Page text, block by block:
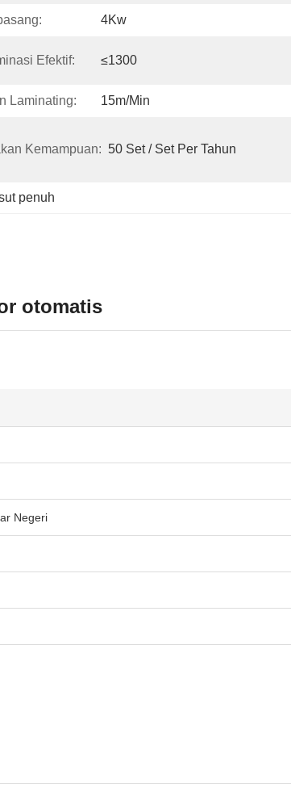
4Kw
Efektif: ≤1300
Laminating: 15m/min
Kemampuan: 50 Set / Set Per Tahun
penuh
otomatis
Negeri